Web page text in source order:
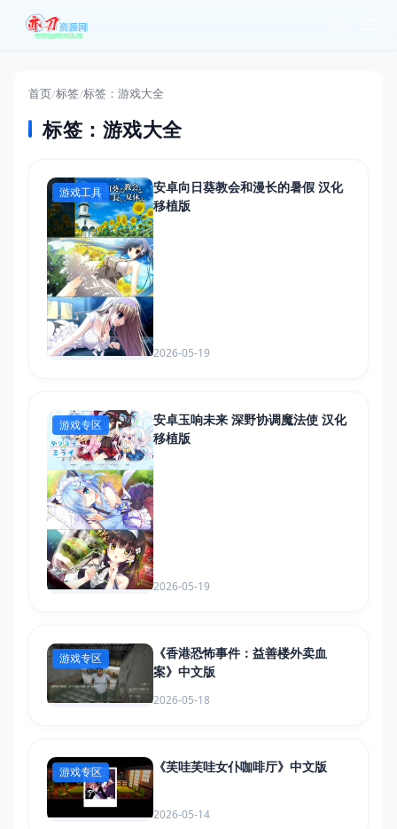
首页/标签/标签：游戏大全
标签：游戏大全
游戏工具
安卓向日葵教会和漫长的暑假 汉化
移植版
2026-05-19
游戏专区
安卓玉响未来 深野协调魔法使 汉化
移植版
2026-05-19
游戏专区
《香港恐怖事件：益善楼外卖血
案》中文版
2026-05-18
游戏专区 《芙哇芙哇女仆咖啡厅》中文版
2026-05-14